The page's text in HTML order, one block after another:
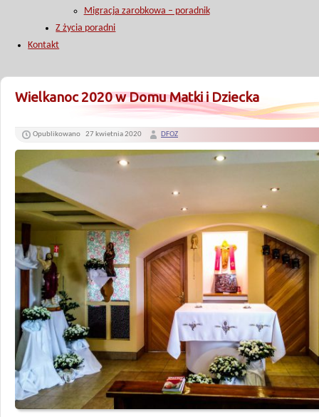
Migracja zarobkowa – poradnik
Z życia poradni
Kontakt
Wielkanoc 2020 w Domu Matki i Dziecka
Opublikowano 27 kwietnia 2020 DFOZ